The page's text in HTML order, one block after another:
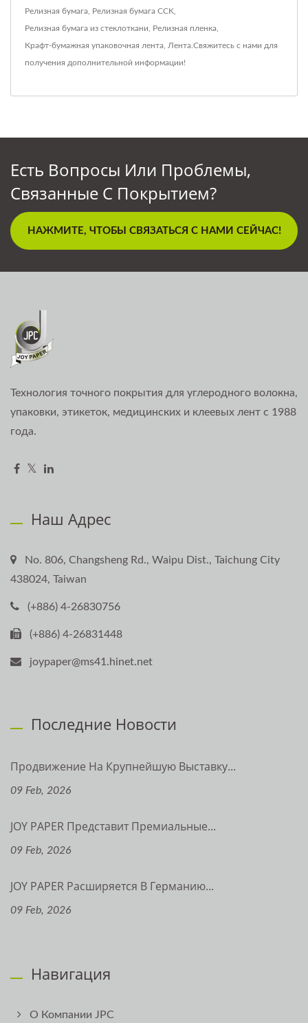
Релизная бумага Релизная бумага CCK
Релизная бумага из стеклоткани Релизная пленка
Крафт-бумажная упаковочная лента Лента Свяжитесь с нами для
получения дополнительной информации!
Есть Вопросы Или Проблемы,
Связанные С Покрытием?
НАЖМИТЕ, ЧТОБЫ СВЯЗАТЬСЯ С НАМИ СЕЙЧАС!
Технология точного покрытия для углеродного волокна,
упаковки, этикеток, медицинских и клеевых лент с 1988
года.
Наш Адрес
No. 806, Changsheng Rd., Waipu Dist., Taichung City
438024, Taiwan
(+886) 4-26830756
(+886) 4-26831448
joypaper@ms41.hinet.net
Последние Новости
Продвижение На Крупнейшую Выставку...
09 Feb, 2026
JOY PAPER Представит Премиальные...
09 Feb, 2026
JOY PAPER Расширяется В Германию...
09 Feb, 2026
Навигация
О Компании JPC